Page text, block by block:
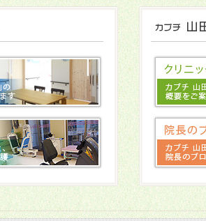
七福神バンドの方が来設されました→こちら
製作をしました→こちら
夏のお楽しみ会をしました→ こちら
暑中お見舞い申し上げます→こちら
今月のレクリエーションです→こちら
穂の畑 第3弾→こちら